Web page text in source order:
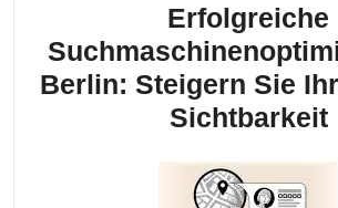
Erfolgreiche
Berlin: Steigern Sie
Sichtbarkeit